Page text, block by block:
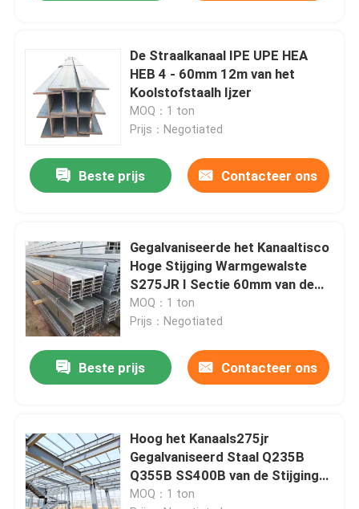
De Straalkanaal IPE UPE HEA
HEB 4 - 60mm 12m van het
Koolstofstaalh Ijzer
MOQ：1 ton
Prijs：Negotiated
Beste prijs Contacteer ons
Gegalvaniseerde het Kanaaltisco
Hoge Stijging Warmgewalste
S275JR I Sectie 60mm van de
Staalh Straal
MOQ：1 ton
Prijs：Negotiated
Beste prijs Contacteer ons
Hoog het Kanaals275jr
Gegalvaniseerd Staal Q235B
Q355B SS400B van de Stijgings
Warmgewalst H Straal
MOQ：1 ton